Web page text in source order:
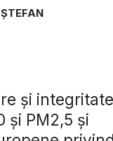
și integritate
şi PM2,5 şi